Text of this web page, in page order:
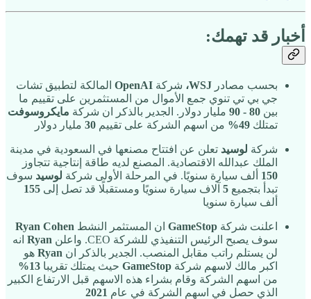
أخبار قد تهمك:
بحسب مصادر WSJ، شركة OpenAI المالكة لتطبيق تشات
جي بي تي تنوي جمع الأموال من المستثمرين على تقييم ما
بين 80 - 90 مليار دولار. الجدير بالذكر ان شركة مايكروسوفت
تمتلك 49% من اسهم الشركة على تقييم 30 مليار دولار
شركة لوسيد تعلن عن افتتاح مصنعها في السعودية في مدينة
الملك عبدالله الاقتصادية. المصنع لديه طاقة إنتاجية تتجاوز
150 ألف سيارة سنويًا. في المرحلة الأولى شركة لوسيد سوف
تبدأ بتجميع 5 آلاف سيارة سنويًا ومستقبلًا قد تصل إلى 155
ألف سيارة سنويا
اعلنت شركة GameStop ان المستثمر النشط Ryan Cohen
سوف يصبح الرئيس التنفيذي للشركة CEO. واعلن
Ryan انه
لن يستلم راتب مقابل المنصب. الجدير بالذكر ان Ryan هو
اكبر مالك لاسهم شركة GameStop حيث يمتلك تقريبا 13%
من اسهم الشركة وقام بشراء هذه الاسهم قبل الارتفاع الكبير
الذي حصل في اسهم الشركة في عام 2021